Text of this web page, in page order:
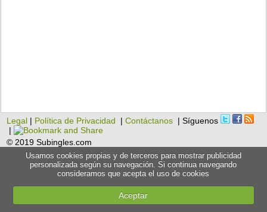
Legal | Política de Privacidad |Contáctanos | Síguenos
|
© 2019 Subingles.com
Usamos cookies propias y de terceros para mostrar publicidad
personalizada según su navegación. Si continua navegando
consideramos que acepta el uso de cookies
Aceptar